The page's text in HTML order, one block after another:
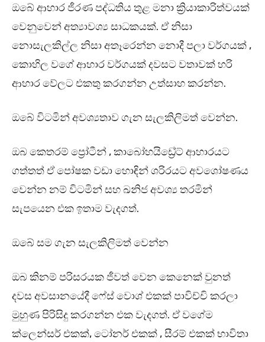
ඔබේ ආහාර ජීරණ පද්ධතිය තුළ මනා ක්‍රියාකාරිත්වයක්
වෙනුවෙන් අත්‍යාවශ්‍ය සාධකයක්. ඒ නිසා
නොසැලකිල්ල නිසා අතෑරෙන්න නොදී පලා වර්ගයක් ,
කොහිල වගේ ආහාර වර්ගයක් දවසට වතාවක් හරි
ආහාර වේලට එකතු කරගන්න උත්සාහ කරන්න.
ඔබේ විටමින් අවශ්‍යතාව ගැන සැලකිලිමත් වෙන්න.
ඔබ කෙතරම් ප්‍රෝටීන් , කාබෝහයිඩ්‍රේට් ආහාරයට
ගත්තත් ඒ පෝෂක වඩා හොඳින් ශරිරයට අවශෝෂණය
වෙන්න නම් විටමින් සහ ඛනිජ අවශ්‍ය තරමින්
සැපයෙන එක ඉතාම වැදගත්.
ඔබේ සම ගැන සැලකිලිමත් වෙන්න
ඔබ කිනම් පරිසරයක ජීවත් වෙන කෙනෙක් වුනත්
දවස අවසානයේදී ෆේස් වොශ් එකක් පාවිච්චි කරලා
මුහුණ පිරිසිදු කරගන්න එක වැදගත්. ඒ වගේම
ක්ලෙන්සර් එකක්, ටෝනර් එකක් , සීරම් එකක් භාවිතා